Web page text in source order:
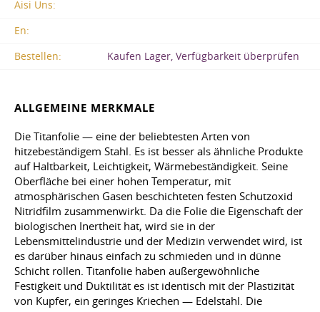
Aisi Uns:
En:
Bestellen:
Kaufen Lager, Verfügbarkeit überprüfen
ALLGEMEINE MERKMALE
Die Titanfolie — eine der beliebtesten Arten von
hitzebeständigem Stahl. Es ist besser als ähnliche Produkte
auf Haltbarkeit, Leichtigkeit, Wärmebeständigkeit. Seine
Oberfläche bei einer hohen Temperatur, mit
atmosphärischen Gasen beschichteten festen Schutzoxid
Nitridfilm zusammenwirkt. Da die Folie die Eigenschaft der
biologischen Inertheit hat, wird sie in der
Lebensmittelindustrie und der Medizin verwendet wird, ist
es darüber hinaus einfach zu schmieden und in dünne
Schicht rollen. Titanfolie haben außergewöhnliche
Festigkeit und Duktilität es ist identisch mit der Plastizität
von Kupfer, ein geringes Kriechen — Edelstahl. Die